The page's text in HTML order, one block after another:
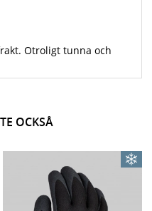
Otroligt tunna och
OCKSÅ